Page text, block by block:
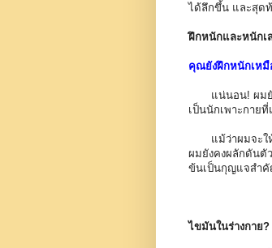
ได้ลึกขึ้น และสุด
ฝึกหนักและหนักเ
คุณยังฝึกหนักเหมื
แน่นอน! ผมยังค
เป็นนักเพาะกาย
แม้ว่าผมจะให้
ผมยังคงผลักดันตั
ข้นเป็นกุญแจสำคั
ไขมันในร่างกาย